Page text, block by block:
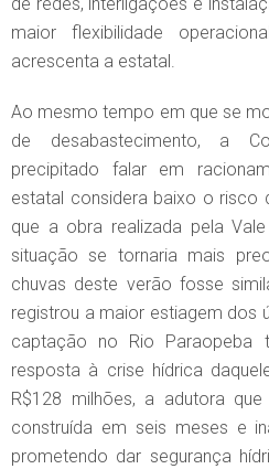
maior flexibilidade
acrescenta a estatal.
Ao mesmo tempo em que se
de desabastecimento, a
precipitado falar em
estatal considera baixo o risco
que a obra realizada pela
situação se tornaria mais
chuvas deste verão fosse
registrou a maior estiagem dos
captação no Rio Paraopeba
resposta à crise hídrica
R$128 milhões, a adutora
construída em seis meses e
prometendo dar segurança